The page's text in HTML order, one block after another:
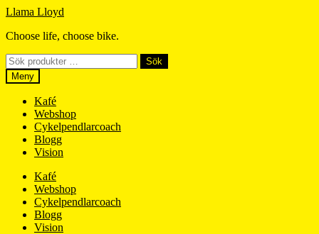
Hoppa
navigering
Hoppa
innehåll
Llama Lloyd
Choose life, choose bike.
Sök
efter:
Sök
Meny
Kafé
Webshop
Cykelpendlarcoach
Blogg
Vision
Kafé
Webshop
Cykelpendlarcoach
Blogg
Vision